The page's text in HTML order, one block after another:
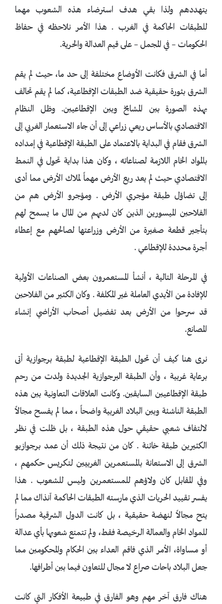
يتهددهم ولذا بقي هدف استرضاء هذه الشعوب مهما
للطبقات الحاكمة في الغرب . هذا الأمر نلاحظه في حفاظ
الحكومات – في المجمل – على قيم العدالة والحرية.
أما في الشرق فكانت الأوضاع مختلفة إلى حد ما، حيث لم يقم
الشرق بثورة حقيقية ضد الطبقات الإقطاعية، كما لم يقم تحالف
بهذه الصورة بين المشايخ وبين الإقطاعيين. وظل النظام
الاقتصادي بالأساس ريعي زراعي إلى أن جاء الاستعمار الغربي إلى
الشرق فقام في البداية بالاعتماد على الطبقة الإقطاعية في إمداده
بالمواد الخام اللازمة لصناعاته ، وكان هذا بداية تحول في النمط
الاقتصادي حيث لم يعد ريع الأرض مهماً لملاك الأرض مما أدى
إلى تضاؤل طبقة مؤجري الأرض . ومؤجرو الأرض هم من
الفلاحين الميسورين الذين كان لديهم من المال ما يسمح لهم
بتأجير قطعة صغيرة من الأرض وزراعتها لصالحهم مع إعطاء
أجرة محددة للإقطاعي .
في المرحلة التالية ، أنشأ المستعمرون بعض الصناعات الأولية
للإفادة من الأيدي العاملة غير المكلفة . وكان الكثير من الفلاحين
قد سرحوا من الأرض بعد تفضيل أصحاب الأراضي إنشاء
المصانع.
نرى هنا كيف أن تحول الطبقة الإقطاعية لطبقة برجوازية أتى
برعاية غربية ، وأن الطبقة البرجوازية الجديدة ولدت من رحم
طبقة الإقطاعيين السابقين. وكانت العلاقات التعاونية بين هذه
الطبقة الناشئة وبين البلاد الغربية واضحاً ، مما لم يفسح مجالاً
لالتفاف شعبي حقيقي حول هذه الطبقة ، بل ظلت في نظر
الكثيرين طبقة خائنة . كان من نتيجة ذلك أن عمد برجوازيو
الشرق إلى الاستعانة بالمستعمرين الغربيين لتكريس حكمهم ،
وفي المقابل كان ولاؤهم للمستعمرين وليس للشعوب . هذا
يفسر تقييد الحريات الذي مارسته الطبقات الحاكمة آنذاك مما لم
يتح مجالاً لنهضة حقيقية ، بل كانت الدول الشرقية مصدراً
للمواد الخام والعمالة الرخيصة فقط، ولم تتمتع شعوبها بأي عدالة
أو مساواة، الأمر الذي فاقم العداء بين الحكام والمحكومين مما
جعل البلاد باحات صراع لا مجال للتعاون فيما بين أطرافها.
هناك فارق آخر مهم وهو الفارق في طبيعة الأفكار التي كانت